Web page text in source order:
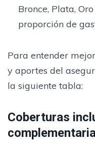
Bronce, Plata,
proporción de
Para entender
y aportes del
la siguiente tabla:
Coberturas